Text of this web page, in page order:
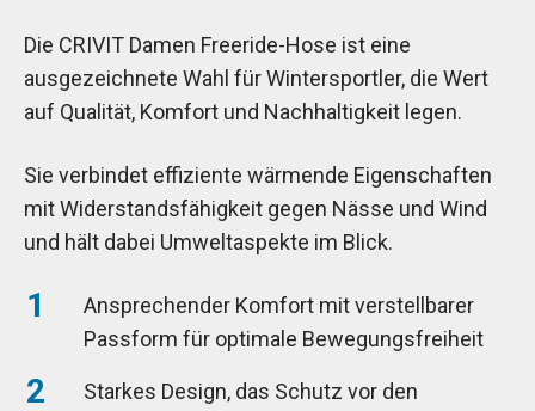
Die CRIVIT Damen Freeride-Hose ist eine
ausgezeichnete Wahl für Wintersportler, die Wert
auf Qualität, Komfort und Nachhaltigkeit legen.
Sie verbindet effiziente wärmende Eigenschaften
mit Widerstandsfähigkeit gegen Nässe und Wind
und hält dabei Umweltaspekte im Blick.
Ansprechender Komfort mit verstellbarer
Passform für optimale Bewegungsfreiheit
Starkes Design, das Schutz vor den